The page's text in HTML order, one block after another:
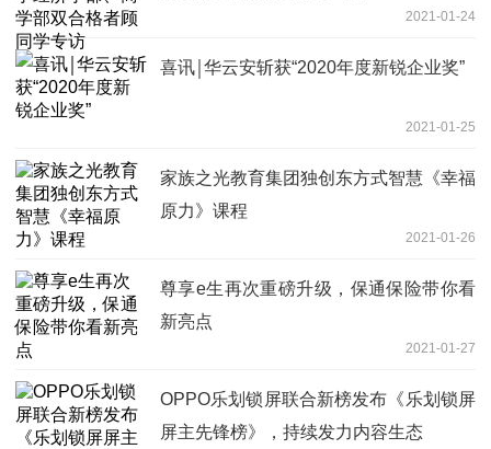
2021-01-24
喜讯￨华云安斩获“2020年度新锐企业奖”
2021-01-25
家族之光教育集团独创东方式智慧《幸福
原力》课程
2021-01-26
尊享e生再次重磅升级，保通保险带你看
新亮点
2021-01-27
OPPO乐划锁屏联合新榜发布《乐划锁屏
屏主先锋榜》，持续发力内容生态